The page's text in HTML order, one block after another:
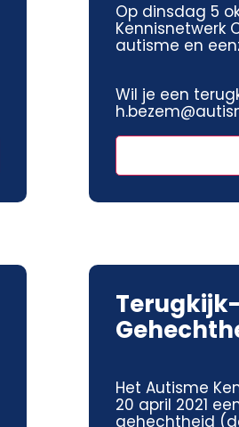
Op dinsdag 5
Kennisnetwerk
autisme en
Wil je een
Het Autisme
20 april 2021
gehechtheid